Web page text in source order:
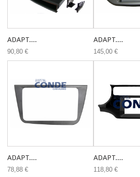
ADAPT....
90,80 €
ADAPT....
145,00 €
ADAPT....
78,88 €
ADAPT....
118,80 €